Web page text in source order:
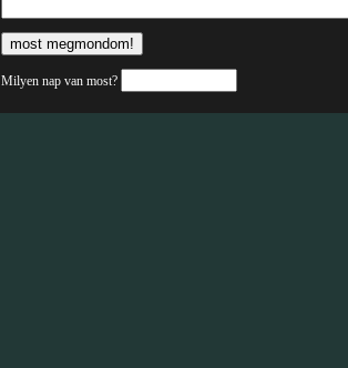
Milyen nap van most?